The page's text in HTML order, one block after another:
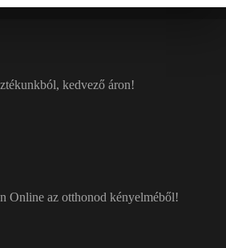
kedvező áron!
Online az otthonod kényelméből!